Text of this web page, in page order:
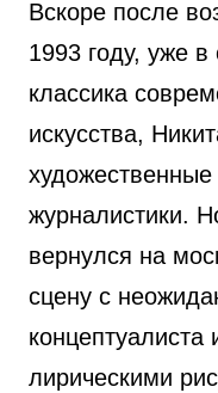
Вскоре после
1993 году, уже в
классика
искусства,
журналистики.
вернулся на
сцену с
лирическими